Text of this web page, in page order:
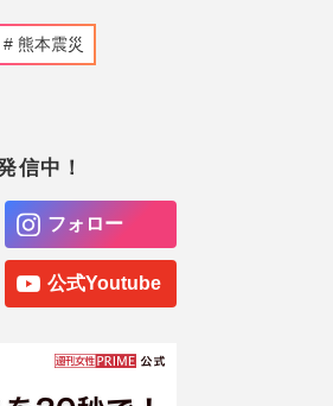
熊本震災
信中！
フォロー
公式Youtube